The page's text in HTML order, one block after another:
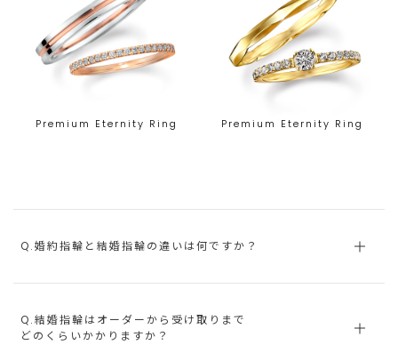
Premium Eternity Ring Premium Eternity Ring
Q.婚約指輪と結婚指輪の違いは何ですか？
Q.結婚指輪はオーダーから受け取りまで
どのくらいかかりますか？